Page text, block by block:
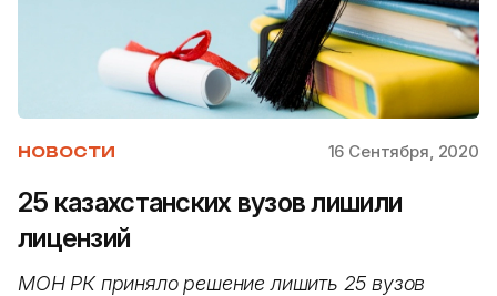
НОВОСТИ 16 Сентября, 2020
25 казахстанских вузов лишили
лицензий
МОН РК приняло решение лишить 25 вузов